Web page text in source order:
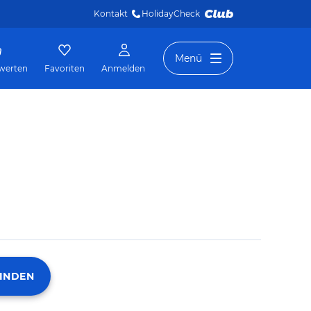
Kontakt HolidayCheck
Favoriten Anmelden
Menü